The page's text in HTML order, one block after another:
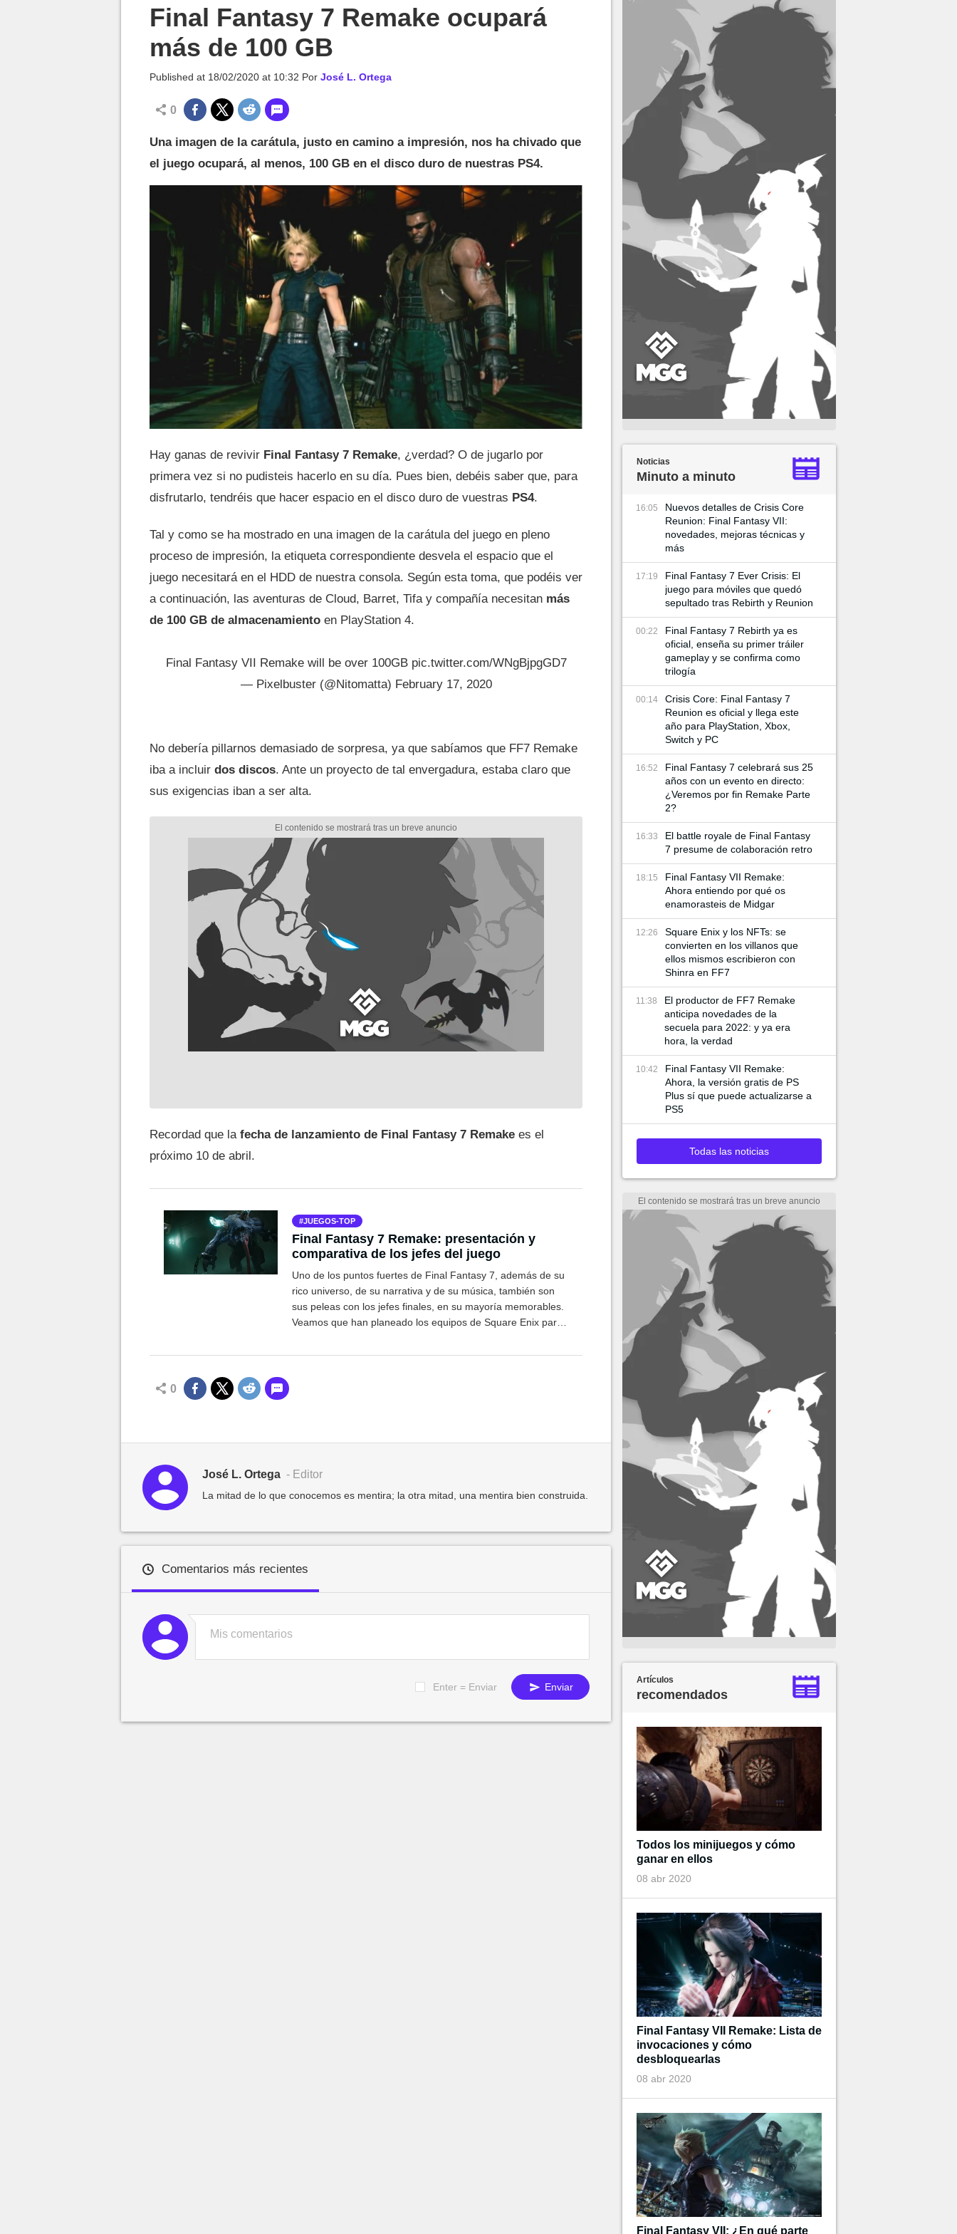
Final Fantasy 7 Remake ocupará
más de 100 GB
Published at 18/02/2020 at 10:32 Por José L. Ortega
0
Una imagen de la carátula, justo en camino a impresión, nos ha chivado que
el juego ocupará, al menos, 100 GB en el disco duro de nuestras PS4.
Hay ganas de revivir Final Fantasy 7 Remake, ¿verdad? O de jugarlo por
primera vez si no pudisteis hacerlo en su día. Pues bien, debéis saber que, para
disfrutarlo, tendréis que hacer espacio en el disco duro de vuestras PS4.
Tal y como se ha mostrado en una imagen de la carátula del juego en pleno
proceso de impresión, la etiqueta correspondiente desvela el espacio que el
juego necesitará en el HDD de nuestra consola. Según esta toma, que podéis ver
a continuación, las aventuras de Cloud, Barret, Tifa y compañía necesitan más
de 100 GB de almacenamiento en PlayStation 4.
Final Fantasy VII Remake will be over 100GB pic.twitter.com/WNgBjpgGD7
— Pixelbuster (@Nitomatta) February 17, 2020
No debería pillarnos demasiado de sorpresa, ya que sabíamos que FF7 Remake
iba a incluir dos discos. Ante un proyecto de tal envergadura, estaba claro que
sus exigencias iban a ser alta.
Recordad que lafecha de lanzamiento de Final Fantasy 7 Remake es el
próximo 10 de abril.
JUEGOS-TOP
Final Fantasy 7 Remake: presentación y
comparativa de los jefes del juego
Uno de los puntos fuertes de Final Fantasy 7, además de su
rico universo, de su narrativa y de su música, también son
sus peleas con los jefes finales, en su mayoría memorables.
Veamos que han planeado los equipos de Square Enix para
0
José L. Ortega - Editor
La mitad de lo que conocemos es mentira; la otra mitad, una mentira bien construida.
Comentarios más recientes
Enter = Enviar Enviar
Noticias
Minuto a minuto
16:05
Nuevos detalles de Crisis Core
Reunion: Final Fantasy VII:
novedades, mejoras técnicas y
más
17:19
Final Fantasy 7 Ever Crisis: El
juego para móviles que quedó
sepultado tras Rebirth y Reunion
00:22
Final Fantasy 7 Rebirth ya es
oficial, enseña su primer tráiler
gameplay y se confirma como
trilogía
00:14
Crisis Core: Final Fantasy 7
Reunion es oficial y llega este
año para PlayStation, Xbox,
Switch y PC
16:52
Final Fantasy 7 celebrará sus 25
años con un evento en directo:
¿Veremos por fin Remake Parte
2?
16:33
El battle royale de Final Fantasy
7 presume de colaboración retro
18:15
Final Fantasy VII Remake:
Ahora entiendo por qué os
enamorasteis de Midgar
12:26
Square Enix y los NFTs: se
convierten en los villanos que
ellos mismos escribieron con
Shinra en FF7
11:38
El productor de FF7 Remake
anticipa novedades de la
secuela para 2022: y ya era
hora, la verdad
10:42
Final Fantasy VII Remake:
Ahora, la versión gratis de PS
Plus sí que puede actualizarse a
PS5
Todas las noticias
Artículos
recomendados
Todos los minijuegos y cómo
ganar en ellos
08 abr 2020
Final Fantasy VII Remake: Lista de
invocaciones y cómo
desbloquearlas
08 abr 2020
Final Fantasy VII: ¿En qué parte